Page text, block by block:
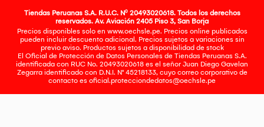
Tiendas Peruanas S.A. R.U.C. Nº 20493020618. Todos los derechos
reservados. Av. Aviación 2405 Piso 3, San Borja
Precios disponibles solo en www.oechsle.pe. Precios online publicados
pueden incluir descuento adicional. Precios sujetos a variaciones sin
previo aviso. Productos sujetos a disponibilidad de stock
El Oficial de Protección de Datos Personales de Tiendas Peruanas S.A.
identificada con RUC No. 20493020618 es el señor Juan Diego Gavelan
Zegarra identificado con D.N.I. N° 45218133, cuyo correo corporativo de
contacto es oficial.protecciondedatos@oechsle.pe